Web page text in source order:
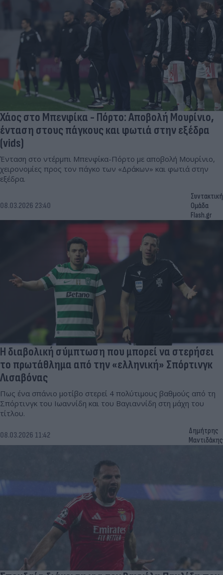
Χάος στο Μπενφίκα - Πόρτο: Αποβολή Μουρίνιο,
ένταση στους πάγκους και φωτιά στην εξέδρα
(vids)
Ένταση στο ντέρμπι Μπενφίκα-Πόρτο με αποβολή Μουρίνιο,
χειρονομίες προς τον πάγκο των «Δράκων» και φωτιά στην
εξέδρα.
08.03.2026 23:40
Συντακτική
Ομάδα
Flash.gr
Η διαβολική σύμπτωση που μπορεί να στερήσει
το πρωτάθλημα από την «ελληνική» Σπόρτινγκ
Λισαβόνας
Πως ένα σπάνιο μοτίβο στερεί 4 πολύτιμους βαθμούς από τη
Σπόρτινγκ του Ιωαννίδη και του Βαγιαννίδη στη μάχη του
τίτλου.
08.03.2026 11:42
Δημήτρης
Μαντιδάκης